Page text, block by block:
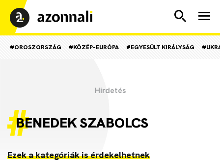
#OROSZORSZÁG #KÖZÉP-EURÓPA #EGYESÜLT KIRÁLYSÁG
BENEDEK SZABOLCS
Ezek a kategóriák is érdekelhetnek